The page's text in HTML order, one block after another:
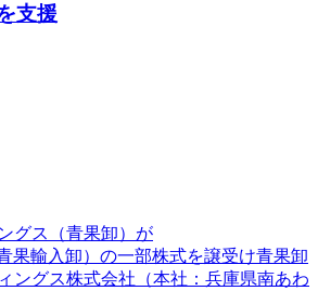
支援
グス（青果卸）が
青果輸入卸）の一部株式を譲受け青果卸
ングス株式会社（本社：兵庫県南あわ